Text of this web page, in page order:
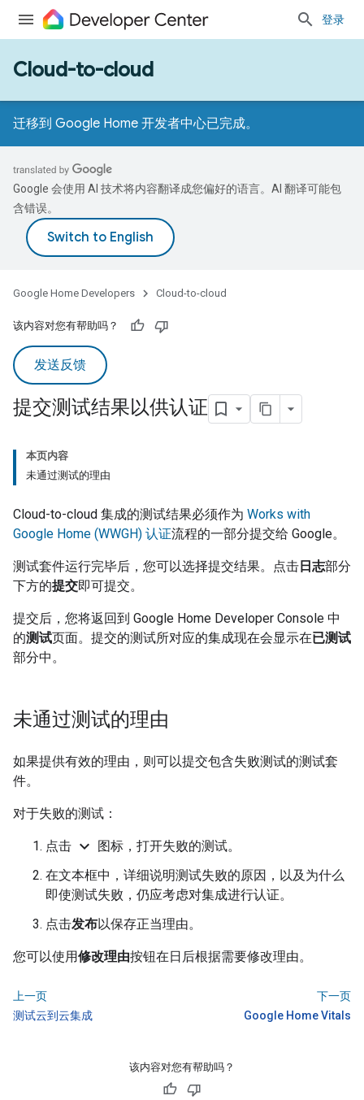
登录
Cloud-to-cloud
迁移到 Google Home 开发者中心已完成。
Google 会使用 AI 技术将内容翻译成您偏好的语言。AI 翻译可能包
含错误。
Google Home Developers Cloud-to-cloud
该内容对您有帮助吗？
发送反馈
提交测试结果以供认证
本页内容
未通过测试的理由
Cloud-to-cloud 集成的测试结果必须作为 Works with
Google Home (WWGH) 认证流程的一部分提交给 Google。
测试套件运行完毕后，您可以选择提交结果。点击日志部分
下方的提交即可提交。
提交后，您将返回到 Google Home Developer Console 中
的测试页面。提交的测试所对应的集成现在会显示在已测试
部分中。
未通过测试的理由
如果提供有效的理由，则可以提交包含失败测试的测试套
件。
对于失败的测试：
点击 expand_more 图标，打开失败的测试。
在文本框中，详细说明测试失败的原因，以及为什么
即使测试失败，仍应考虑对集成进行认证。
点击发布以保存正当理由。
您可以使用修改理由按钮在日后根据需要修改理由。
上一页
测试云到云集成
下一页
Google Home Vitals
该内容对您有帮助吗？